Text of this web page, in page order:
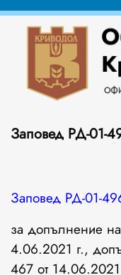
Заповед РД-01-
Заповед РД-01-
за допълнение
4.06.2021 г.,
467 от